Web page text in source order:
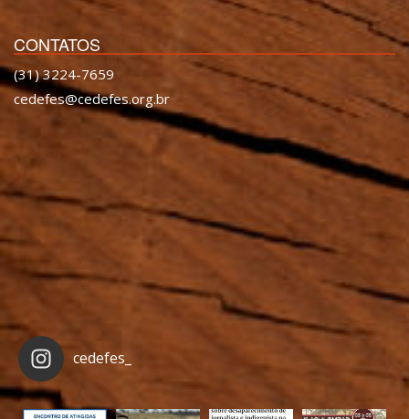
CONTATOS
(31) 3224-7659
cedefes@cedefes.org.br
cedefes_